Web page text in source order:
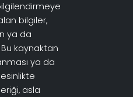
bilgiler,
ya da
kaynaktan
ya da
asla